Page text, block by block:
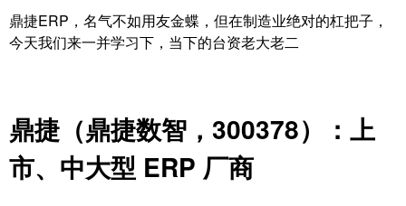
鼎捷ERP，名气不如用友金蝶，但在制造业绝对的杠把子，
今天我们来一并学习下，当下的台资老大老二
鼎捷（鼎捷数智，300378）：上
市、中大型 ERP 厂商